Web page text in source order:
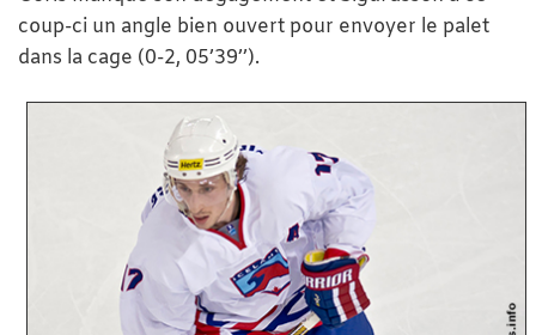
coup-ci un angle bien ouvert pour envoyer le palet
dans la cage (0-2, 05’39’’).